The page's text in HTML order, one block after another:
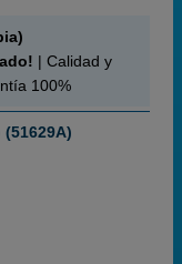
| Calidad y
100%